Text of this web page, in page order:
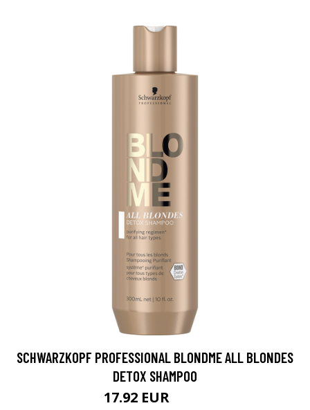
SCHWARZKOPF PROFESSIONAL BLONDME ALL BLONDES
DETOX SHAMPOO
17.92 EUR